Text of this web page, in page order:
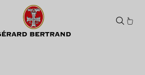
Art de Vivre vin Blanc 2024 – Clairette